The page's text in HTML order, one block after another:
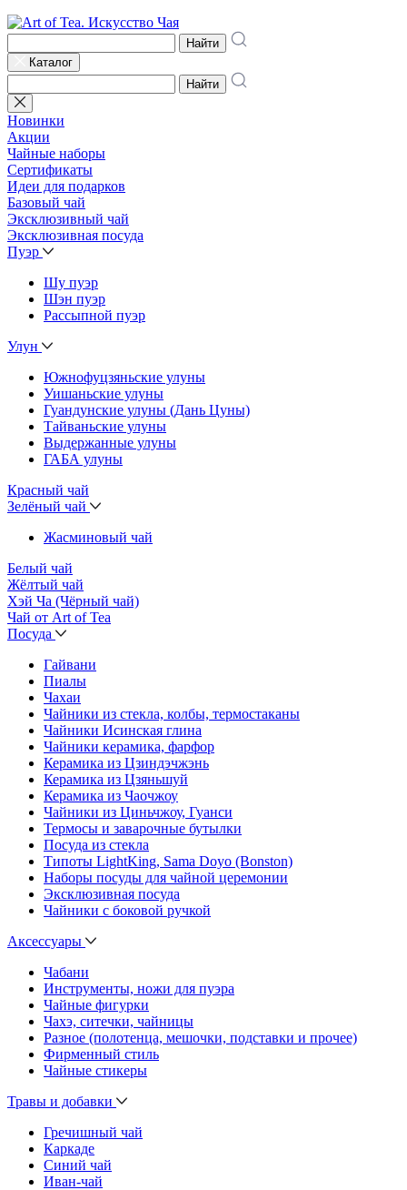
Найти
Каталог
Найти
Новинки
Акции
Чайные наборы
Сертификаты
Идеи для подарков
Базовый чай
Эксклюзивный чай
Эксклюзивная посуда
Пуэр
Шу пуэр
Шэн пуэр
Рассыпной пуэр
Улун
Южнофуцзяньские улуны
Уишаньские улуны
Гуандунские улуны (Дань Цуны)
Тайваньские улуны
Выдержанные улуны
ГАБА улуны
Красный чай
Зелёный чай
Жасминовый чай
Белый чай
Жёлтый чай
Хэй Ча (Чёрный чай)
Чай от Art of Tea
Посуда
Гайвани
Пиалы
Чахаи
Чайники из стекла, колбы, термостаканы
Чайники Исинская глина
Чайники керамика, фарфор
Керамика из Цзиндэчжэнь
Керамика из Цзяньшуй
Керамика из Чаочжоу
Чайники из Циньчжоу, Гуанси
Термосы и заварочные бутылки
Посуда из стекла
Типоты LightKing, Sama Doyo (Bonston)
Наборы посуды для чайной церемонии
Эксклюзивная посуда
Чайники с боковой ручкой
Аксессуары
Чабани
Инструменты, ножи для пуэра
Чайные фигурки
Чахэ, ситечки, чайницы
Разное (полотенца, мешочки, подставки и прочее)
Фирменный стиль
Чайные стикеры
Травы и добавки
Гречишный чай
Каркаде
Синий чай
Иван-чай